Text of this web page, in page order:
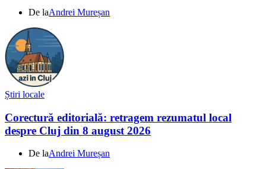
De laAndrei Mureșan
Știri locale
Corectură editorială: retragem rezumatul local
despre Cluj din 8 august 2026
De laAndrei Mureșan